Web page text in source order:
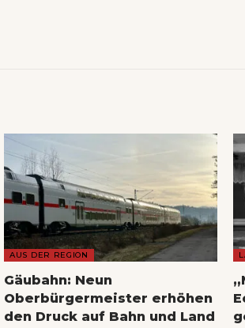
AUS DER REGION
Gäubahn: Neun
Oberbürgermeister erhöhen
den Druck auf Bahn und Land